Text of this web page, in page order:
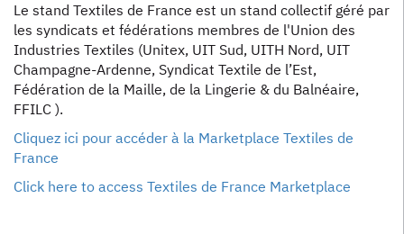
Le stand Textiles de France est un stand collectif géré par
les syndicats et fédérations membres de l'Union des
Industries Textiles (Unitex, UIT Sud, UITH Nord, UIT
Champagne-Ardenne, Syndicat Textile de l’Est,
Fédération de la Maille, de la Lingerie & du Balnéaire,
FFILC ).
Cliquez ici pour accéder à la Marketplace Textiles de
France
Click here to access Textiles de France Marketplace